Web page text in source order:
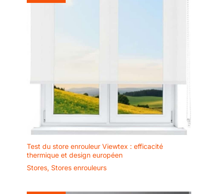
Test du store enrouleur Viewtex : efficacité
thermique et design européen
Stores, Stores enrouleurs